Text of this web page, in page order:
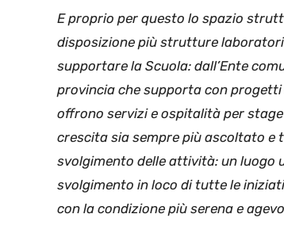
E proprio per questo lo spazio
disposizione più strutture
supportare la Scuola: dall’Ente
provincia che supporta con
offrono servizi e ospitalità per
crescita sia sempre più ascoltato e
svolgimento delle attività: un luogo
svolgimento in loco di tutte le
con la condizione più serena e